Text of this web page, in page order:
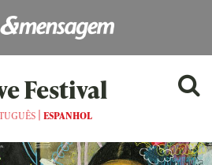
Festival
| ESPANHOL